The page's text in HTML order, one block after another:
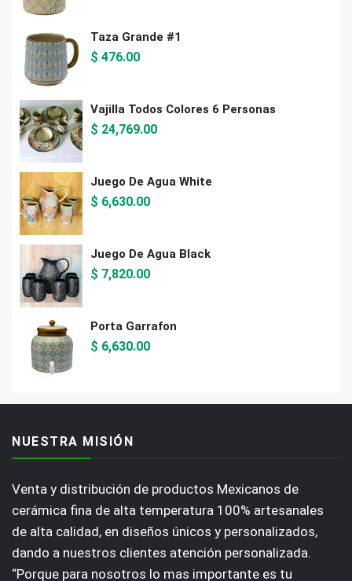
Taza Grande #1
$ 476.00
Vajilla Todos Colores 6 Personas
$ 24,769.00
Juego De Agua White
$ 6,630.00
Juego De Agua Black
$ 7,820.00
Porta Garrafon
$ 6,630.00
NUESTRA MISIÓN
Venta y distribución de productos Mexicanos de
cerámica fina de alta temperatura 100% artesanales
de alta calidad, en diseños únicos y personalizados,
dando a nuestros clientes atención personalizada.
“Porque para nosotros lo mas importante es tu